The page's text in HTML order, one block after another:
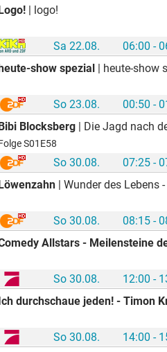
| logo!
Sa 22.08. 06:00 -
show spezial | heute-show
So 23.08. 00:50 -
Blocksberg | Die Jagd nach
S01E58
So 30.08. 07:25 -
| Wunder des Lebens
So 30.08. 08:15 -
Allstars - Meilensteine
So 30.08. 12:00 -
durchschaue jeden! - Timon
So 30.08. 14:00 -